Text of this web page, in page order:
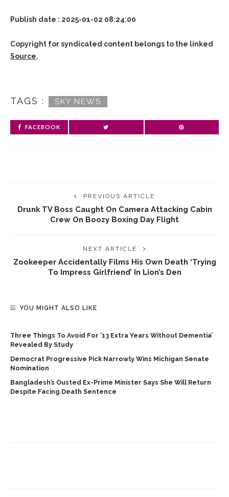
Publish date : 2025-01-02 08:24:00
Copyright for syndicated content belongs to the linked
Source.
TAGS : SKY NEWS
FACEBOOK
PREVIOUS ARTICLE
Drunk TV Boss Caught On Camera Attacking Cabin
Crew On Boozy Boxing Day Flight
NEXT ARTICLE
Zookeeper Accidentally Films His Own Death ‘trying
To Impress Girlfriend’ In Lion’s Den
YOU MIGHT ALSO LIKE
Three Things To Avoid For ’13 Extra Years Without Dementia’
Revealed By Study
Democrat Progressive Pick Narrowly Wins Michigan Senate
Nomination
Bangladesh’s Ousted Ex-Prime Minister Says She Will Return
Despite Facing Death Sentence